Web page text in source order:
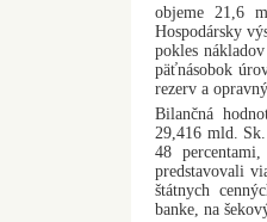
objeme 21,6
Hospodársky
pokles
päťnásobok
rezerv a
Bilančná
29,416 mld.
48
predstavovali
štátnych
banke, na